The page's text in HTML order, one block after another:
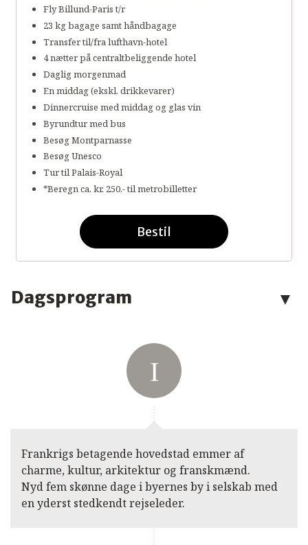
Fly Billund-Paris t/r
23 kg bagage samt håndbagage
Transfer til/fra lufthavn-hotel
4 nætter på centraltbeliggende hotel
Daglig morgenmad
En middag (ekskl. drikkevarer)
Dinnercruise med middag og glas vin
Byrundtur med bus
Besøg Montparnasse
Besøg Unesco
Tur til Palais-Royal
*Beregn ca. kr. 250,- til metrobilletter
Bestil
Dagsprogram
Frankrigs betagende hovedstad emmer af
charme, kultur, arkitektur og franskmænd.
Nyd fem skønne dage i byernes by i selskab med
en yderst stedkendt rejseleder.